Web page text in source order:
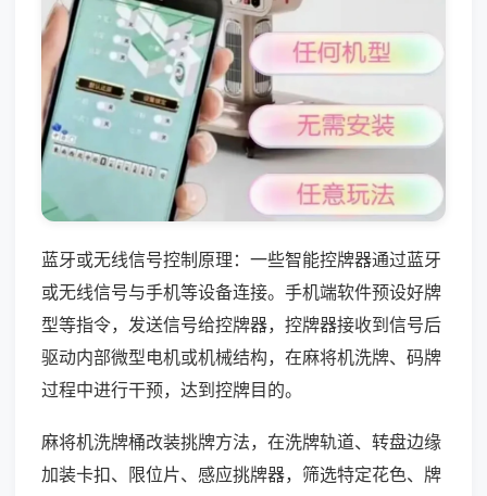
蓝牙或无线信号控制原理：一些智能控牌器通过蓝牙
或无线信号与手机等设备连接。手机端软件预设好牌
型等指令，发送信号给控牌器，控牌器接收到信号后
驱动内部微型电机或机械结构，在麻将机洗牌、码牌
过程中进行干预，达到控牌目的。
麻将机洗牌桶改装挑牌方法，在洗牌轨道、转盘边缘
加装卡扣、限位片、感应挑牌器，筛选特定花色、牌